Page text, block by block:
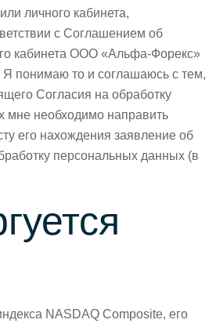
личного кабинета,
с Соглашением об
кабинета ООО «Альфа-Форекс»
понимаю то и соглашаюсь с тем,
Согласия на обработку
мне необходимо направить
его нахождения заявление об
персональных данных (в
NASDAQ Composite, его